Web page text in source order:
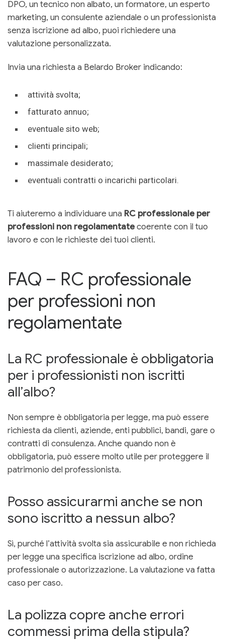
DPO, un tecnico non albato, un formatore, un esperto
marketing, un consulente aziendale o un professionista
senza iscrizione ad albo, puoi richiedere una
valutazione personalizzata.
Invia una richiesta a Belardo Broker indicando:
attività svolta;
fatturato annuo;
eventuale sito web;
clienti principali;
massimale desiderato;
eventuali contratti o incarichi particolari.
Ti aiuteremo a individuare una RC professionale per
professioni non regolamentatecoerente con il tuo
lavoro e con le richieste dei tuoi clienti.
FAQ – RC professionale
per professioni non
regolamentate
La RC professionale è obbligatoria
per i professionisti non iscritti
all’albo?
Non sempre è obbligatoria per legge, ma può essere
richiesta da clienti, aziende, enti pubblici, bandi, gare o
contratti di consulenza. Anche quando non è
obbligatoria, può essere molto utile per proteggere il
patrimonio del professionista.
Posso assicurarmi anche se non
sono iscritto a nessun albo?
Sì, purché l’attività svolta sia assicurabile e non richieda
per legge una specifica iscrizione ad albo, ordine
professionale o autorizzazione. La valutazione va fatta
caso per caso.
La polizza copre anche errori
commessi prima della stipula?